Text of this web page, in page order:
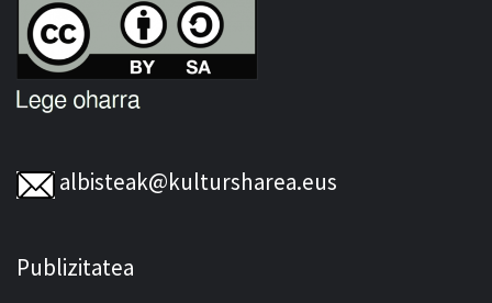
albisteak@kultursharea.eus
Publizitatea